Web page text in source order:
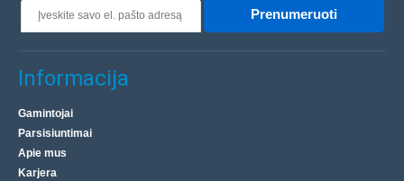
Prenumeruoti
Informacija
Gamintojai
Parsisiuntimai
Apie mus
Karjera